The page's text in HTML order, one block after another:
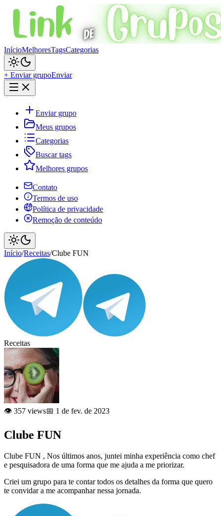
InícioMelhoresTagsCategorias
+ Enviar grupoEnviar
Enviar grupo
Meus grupos
Categorias
Buscar tags
Melhores grupos
Contato
Termos de uso
Política de privacidade
Remoção de conteúdo
Início/Receitas/Clube FUN
Receitas
👁️ 357 views📅 1 de fev. de 2023
Clube FUN
Clube FUN , Nos últimos anos, juntei minha experiência como chef
e pesquisadora de uma forma que me ajuda a me priorizar.
Criei um grupo para te contar todos os detalhes da forma que quero
te convidar a me acompanhar nessa jornada.